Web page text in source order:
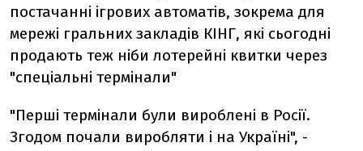
постачанні ігрових автоматів, зокрема для
мережі гральних закладів КІНГ, які сьогодні
продають теж ніби лотерейні квитки через
"спеціальні термінали"
"Перші термінали були вироблені в Росії.
Згодом почали виробляти і на Україні", -